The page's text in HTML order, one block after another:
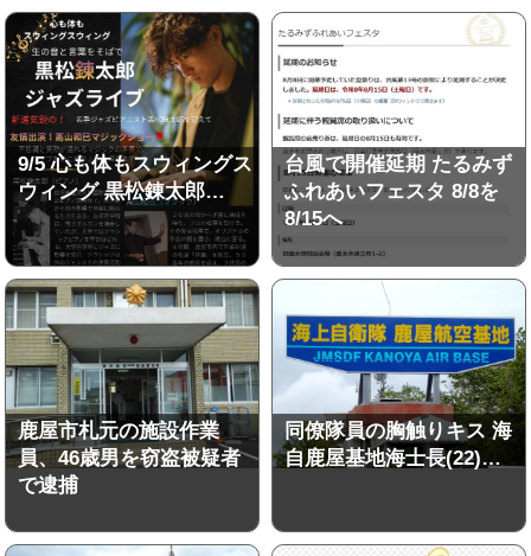
9/5 心も体もスウィングス
ウィング 黒松錬太郎…
台風で開催延期 たるみず
ふれあいフェスタ 8/8を
8/15へ
鹿屋市札元の施設作業
員、46歳男を窃盗被疑者
で逮捕
同僚隊員の胸触りキス 海
自鹿屋基地海士長(22)…